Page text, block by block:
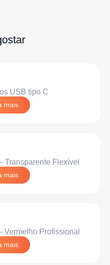
USB tipo C
mais
Transparente Flexível
mais
Vermelho Profissional
mais